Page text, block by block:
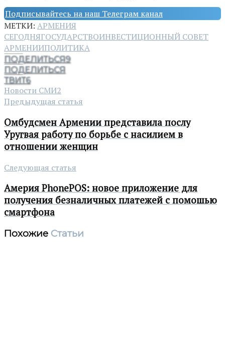
Подписывайтесь на наш Телеграм канал
МЕТКИ: АРМЕНИЯ
СЕГОДНЯГОСУДАРСТВОИНВЕСТИЦИОННЫЙ СОВЕТ
АРМЕНИИПОЛИТИКА
ПОДЕЛИТЬСЯ9
ПОДЕЛИТЬСЯ
ТВИТ6
Новости СМИ2
Предыдущая статья
Омбудсмен Армении представила послу
Уругвая работу по борьбе с насилием в
отношении женщин
Следующая статья
Америя PhonePOS: новое приложение для
получения безналичных платежей с помошью
смартфона
Похожие Статьи